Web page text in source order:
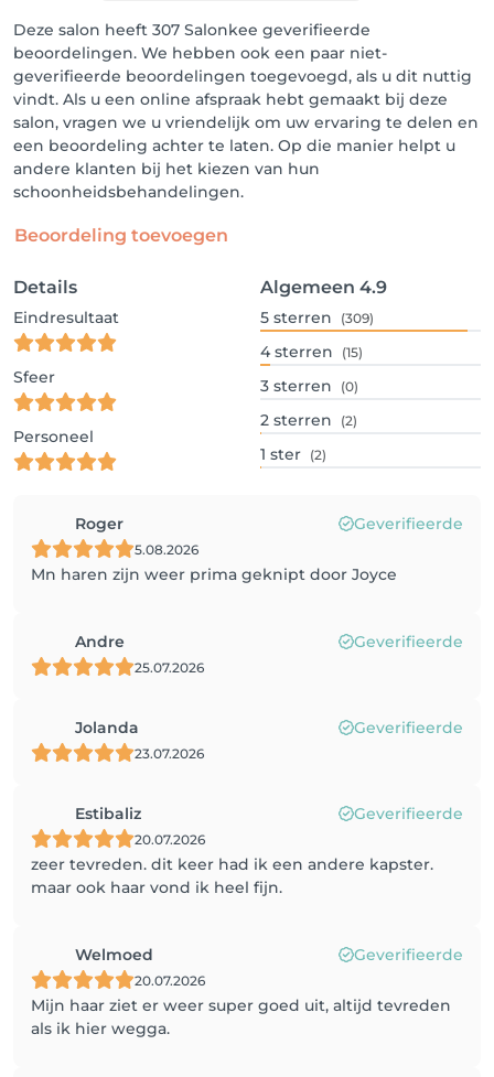
Deze salon heeft 307 Salonkee geverifieerde
beoordelingen. We hebben ook een paar niet-
geverifieerde beoordelingen toegevoegd, als u dit nuttig
vindt. Als u een online afspraak hebt gemaakt bij deze
salon, vragen we u vriendelijk om uw ervaring te delen en
een beoordeling achter te laten. Op die manier helpt u
andere klanten bij het kiezen van hun
schoonheidsbehandelingen.
Beoordeling toevoegen
Details
Eindresultaat
Sfeer
Personeel
Algemeen 4.9
5 sterren (309)
4 sterren (15)
3 sterren (0)
2 sterren (2)
1 ster (2)
Roger Geverifieerde
5.08.2026
Mn haren zijn weer prima geknipt door Joyce
Andre Geverifieerde
25.07.2026
Jolanda Geverifieerde
23.07.2026
Estibaliz Geverifieerde
20.07.2026
zeer tevreden. dit keer had ik een andere kapster.
maar ook haar vond ik heel fijn.
Welmoed Geverifieerde
20.07.2026
Mijn haar ziet er weer super goed uit, altijd tevreden
als ik hier wegga.